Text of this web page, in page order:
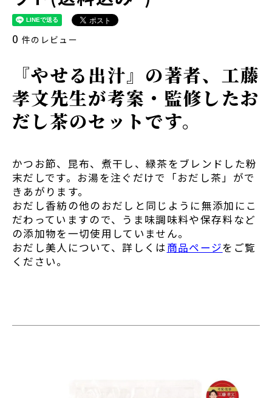
0 件のレビュー
『やせる出汁』の著者、工藤
孝文先生が考案・監修したお
だし茶のセットです。
かつお節、昆布、煮干し、緑茶をブレンドした粉
末だしです。お湯を注ぐだけで「おだし茶」がで
きあがります。
おだし香紡の他のおだしと同じように無添加にこ
だわっていますので、うま味調味料や保存料など
の添加物を一切使用していません。
おだし美人について、詳しくは商品ページをご覧
ください。